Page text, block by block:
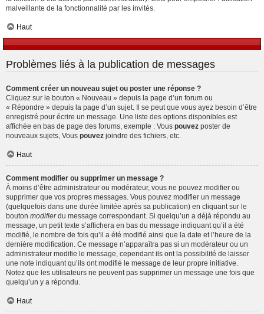
malveillante de la fonctionnalité par les invités.
Haut
Problèmes liés à la publication de messages
Comment créer un nouveau sujet ou poster une réponse ?
Cliquez sur le bouton « Nouveau » depuis la page d’un forum ou
« Répondre » depuis la page d’un sujet. Il se peut que vous ayez besoin d’être
enregistré pour écrire un message. Une liste des options disponibles est
affichée en bas de page des forums, exemple : Vous pouvez poster de
nouveaux sujets, Vous pouvez joindre des fichiers, etc.
Haut
Comment modifier ou supprimer un message ?
À moins d’être administrateur ou modérateur, vous ne pouvez modifier ou
supprimer que vos propres messages. Vous pouvez modifier un message
(quelquefois dans une durée limitée après sa publication) en cliquant sur le
bouton modifierdu message correspondant. Si quelqu’un a déjà répondu au
message, un petit texte s’affichera en bas du message indiquant qu’il a été
modifié, le nombre de fois qu’il a été modifié ainsi que la date et l’heure de la
dernière modification. Ce message n’apparaîtra pas si un modérateur ou un
administrateur modifie le message, cependant ils ont la possibilité de laisser
une note indiquant qu’ils ont modifié le message de leur propre initiative.
Notez que les utilisateurs ne peuvent pas supprimer un message une fois que
quelqu’un y a répondu.
Haut